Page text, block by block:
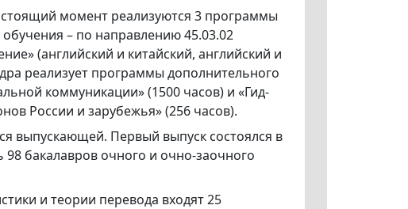
момент реализуются 3 программы
– по направлению 45.03.02
(английский и китайский, английский и
реализует программы дополнительного
коммуникации» (1500 часов) и «Гид-
России и зарубежья» (256 часов).
выпускающей. Первый выпуск состоялся в
98 бакалавров очного и очно-заочного
и теории перевода входят 25